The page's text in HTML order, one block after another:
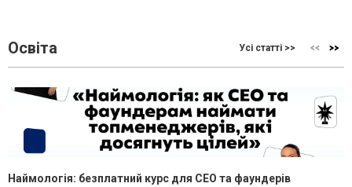
Освіта Усі статті >>
Наймологія: безплатний курс для CEO та фаундерів